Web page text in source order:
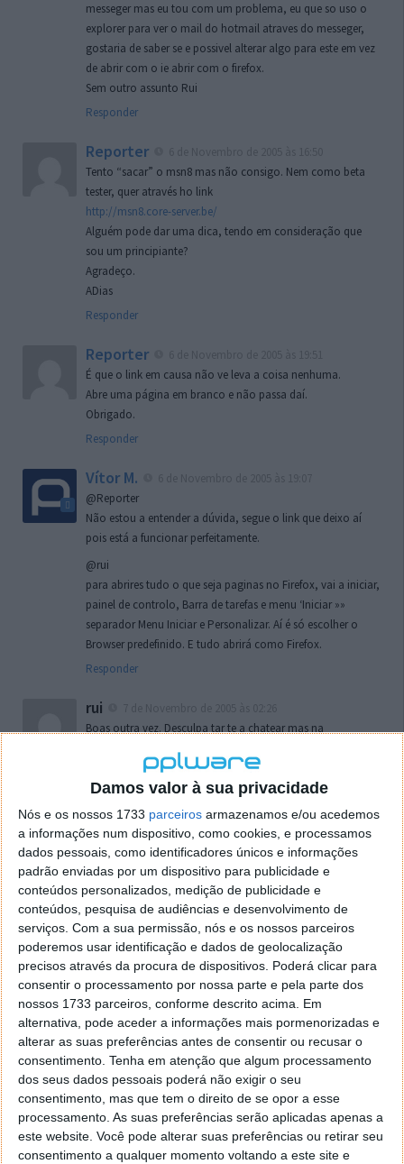
Damos valor à sua privacidade
Nós e os nossos 1733 parceiros armazenamos e/ou acedemos
a informações num dispositivo, como cookies, e processamos
dados pessoais, como identificadores únicos e informações
padrão enviadas por um dispositivo para publicidade e
conteúdos personalizados, medição de publicidade e
conteúdos, pesquisa de audiências e desenvolvimento de
serviços. Com a sua permissão, nós e os nossos parceiros
poderemos usar identificação e dados de geolocalização
precisos através da procura de dispositivos. Poderá clicar para
consentir o processamento por nossa parte e pela parte dos
nossos 1733 parceiros, conforme descrito acima. Em
alternativa, pode aceder a informações mais pormenorizadas e
alterar as suas preferências antes de consentir ou recusar o
consentimento. Tenha em atenção que algum processamento
dos seus dados pessoais poderá não exigir o seu
consentimento, mas que tem o direito de se opor a esse
processamento. As suas preferências serão aplicadas apenas a
este website. Você pode alterar suas preferências ou retirar seu
consentimento a qualquer momento voltando a este site e
messeger mas eu tou com um problema, eu que so uso o
explorer para ver o mail do hotmail atraves do messeger,
gostaria de saber se e possivel alterar algo para este em vez
de abrir com o ie abrir com o firefox.
Sem outro assunto Rui
Responder
Reporter
Tento “sacar” o msn8 mas não consigo. Nem como beta
tester, quer através ho link
http://msn8.core-server.be/
Alguém pode dar uma dica, tendo em consideração que
sou um principiante?
Agradeço.
ADias
Responder
Reporter
É que o link em causa não ve leva a coisa nenhuma.
Abre uma página em branco e não passa daí.
Obrigado.
Responder
Vítor M.
@Reporter
Não estou a entender a dúvida, segue o link que deixo aí
pois está a funcionar perfeitamente.
@rui
para abrires tudo o que seja paginas no Firefox, vai a iniciar,
painel de controlo, Barra de tarefas e menu ‘Iniciar »»
separador Menu Iniciar e Personalizar. Aí é só escolher o
Browser predefinido. E tudo abrirá como Firefox.
Responder
rui
Boas outra vez. Desculpa tar te a chatear mas na
o firefox como browser predefenido
de control tudo e nada. Tou a comecar a desesperar, ate ja
tentei apagar o explorer na tentativa de forçar o uso do
firefox mas em vao. Kaso te lembres de outra dica fico
agradecido, caso contrario obrigado a mesma
Responder
Vítor M.
7 de Novembro de 2005 às 01:39
@Reporter
Desculpa mas o link funciona. Seja como for segue por mail
o MSn Messenger 8.
Responder
Vítor M.
7 de Novembro de 2005 às 11:21
@Rui
Tens de encontrar o que te falei. Faz da seguinte maneira,
janela iniciar e no topo dessa janela com o botão direito do
rato faz propriedades. Depois no separador Menu ‘Iniciar’
clica no botão ‘Personalizar’ aí encontrarás no separador
geral a opção para escolheres o Browser com que queres